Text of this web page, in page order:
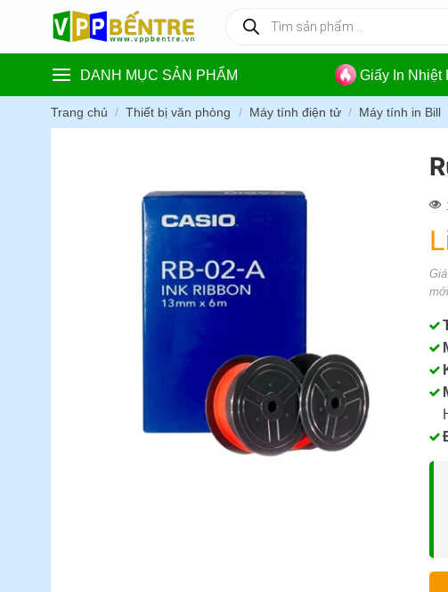
content
kiếm
phẩm
DANH MỤC SẢN PHẨM Giấy In Nhiệt
Trang chủ / Thiết bị văn phòng / Máy tính điện tử / Máy tính in Bill